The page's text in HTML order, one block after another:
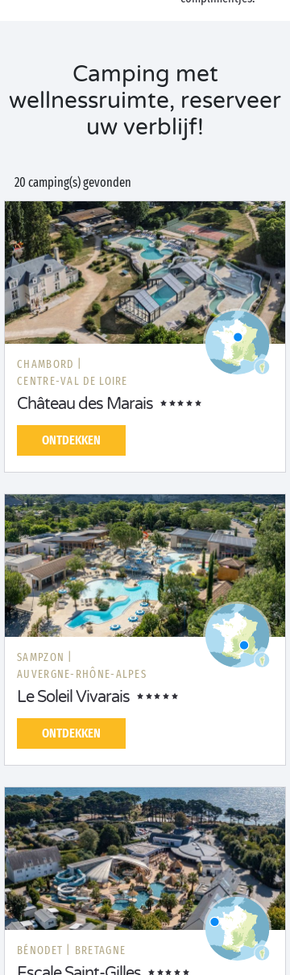
Camping met
wellnessruimte, reserveer
uw verblijf!
20 camping(s) gevonden
CHAMBORD |
CENTRE-VAL DE LOIRE
Château des Marais
ONTDEKKEN
SAMPZON |
AUVERGNE-RHÔNE-ALPES
Le Soleil Vivarais
ONTDEKKEN
BÉNODET | BRETAGNE